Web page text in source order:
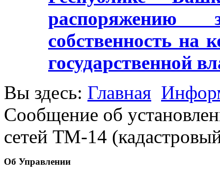
распоряжению
собственность на
государственной
Вы здесь: Главная
Сообщение об
сетей ТМ-14
Об Управлении